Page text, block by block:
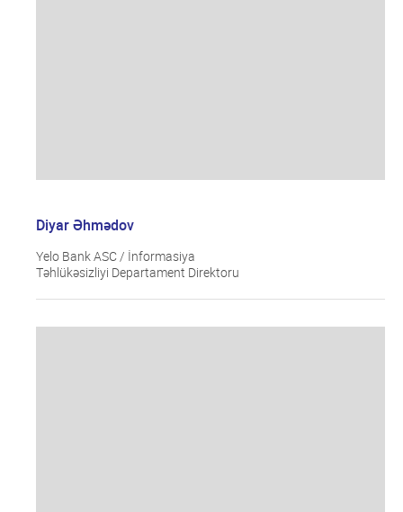
Diyar Əhmədov
Yelo Bank ASC / İnformasiya
Təhlükəsizliyi Departament Direktoru